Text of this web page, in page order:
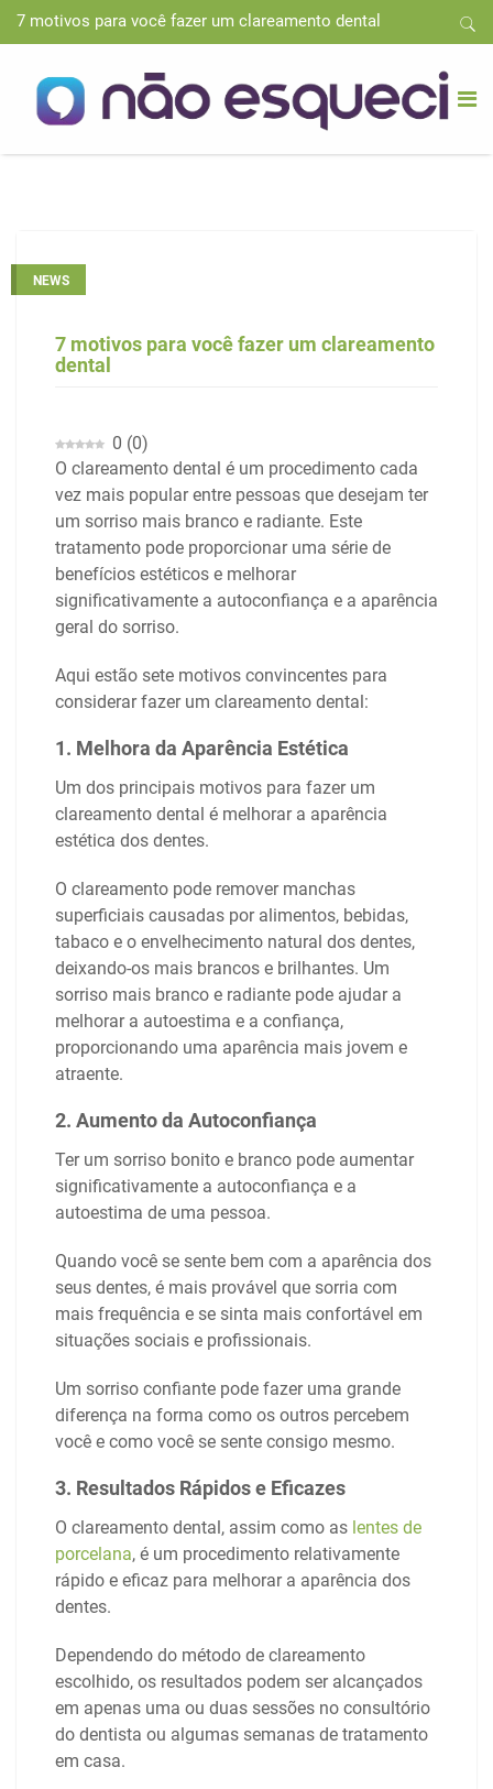
7 motivos para você fazer um clareamento dental
NEWS
7 motivos para você fazer um clareamento
dental
0 (0)
O clareamento dental é um procedimento cada
vez mais popular entre pessoas que desejam ter
um sorriso mais branco e radiante. Este
tratamento pode proporcionar uma série de
benefícios estéticos e melhorar
significativamente a autoconfiança e a aparência
geral do sorriso.
Aqui estão sete motivos convincentes para
considerar fazer um clareamento dental:
1. Melhora da Aparência Estética
Um dos principais motivos para fazer um
clareamento dental é melhorar a aparência
estética dos dentes.
O clareamento pode remover manchas
superficiais causadas por alimentos, bebidas,
tabaco e o envelhecimento natural dos dentes,
deixando-os mais brancos e brilhantes. Um
sorriso mais branco e radiante pode ajudar a
melhorar a autoestima e a confiança,
proporcionando uma aparência mais jovem e
atraente.
2. Aumento da Autoconfiança
Ter um sorriso bonito e branco pode aumentar
significativamente a autoconfiança e a
autoestima de uma pessoa.
Quando você se sente bem com a aparência dos
seus dentes, é mais provável que sorria com
mais frequência e se sinta mais confortável em
situações sociais e profissionais.
Um sorriso confiante pode fazer uma grande
diferença na forma como os outros percebem
você e como você se sente consigo mesmo.
3. Resultados Rápidos e Eficazes
O clareamento dental, assim como as lentes de
porcelana, é um procedimento relativamente
rápido e eficaz para melhorar a aparência dos
dentes.
Dependendo do método de clareamento
escolhido, os resultados podem ser alcançados
em apenas uma ou duas sessões no consultório
do dentista ou algumas semanas de tratamento
em casa.